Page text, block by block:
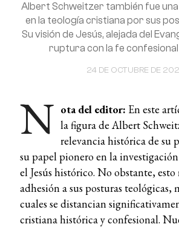
24 DE OCTUBRE DE
Albert Schweitzer también fue
en la teología cristiana por sus
Su visión de Jesús, alejada del
ruptura con la fe
N ota del editor: En este
la figura de Albert
relevancia histórica de su
su papel pionero en la
el Jesús histórico. No obstante,
adhesión a sus posturas teológicas,
cuales se distancian
cristiana histórica y confesional.